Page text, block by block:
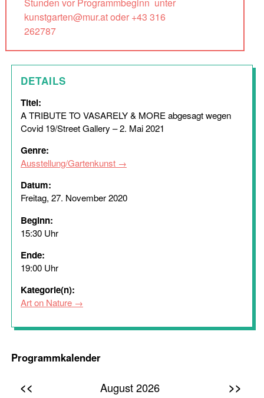
kunstgarten@mur.at oder +43 316
262787
DETAILS
Titel:
A TRIBUTE TO VASARELY & MORE abgesagt wegen
Covid 19/Street Gallery – 2. Mai 2021
Genre:
Ausstellung/Gartenkunst
Datum:
Freitag, 27. November 2020
Beginn:
15:30 Uhr
Ende:
19:00 Uhr
Kategorie(n):
Art on Nature
Programmkalender
<< August 2026 >>